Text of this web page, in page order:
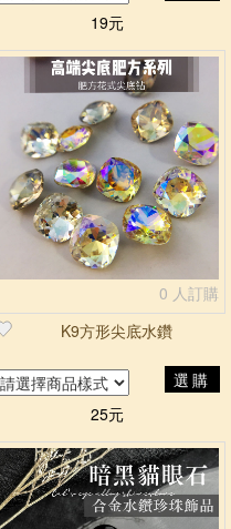
19元
0 人訂購
K9方形尖底水鑽
選購
25元